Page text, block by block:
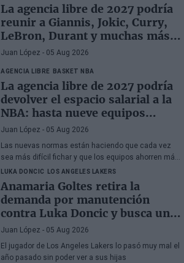
La agencia libre de 2027 podría
reunir a Giannis, Jokic, Curry,
LeBron, Durant y muchas más
superestrellas
Juan López - 05 Aug 2026
AGENCIA LIBRE BASKET NBA
La agencia libre de 2027 podría
devolver el espacio salarial a la
NBA: hasta nueve equipos
tendrían margen
Juan López - 05 Aug 2026
Las nuevas normas están haciendo que cada vez
sea más difícil fichar y que los equipos ahorren más
que nunca
LUKA DONCIC LOS ANGELES LAKERS
Anamaria Goltes retira la
demanda por manutención
contra Luka Doncic y busca un
acuerdo amistoso
Juan López - 05 Aug 2026
El jugador de Los Angeles Lakers lo pasó muy mal el
año pasado sin poder ver a sus hijas